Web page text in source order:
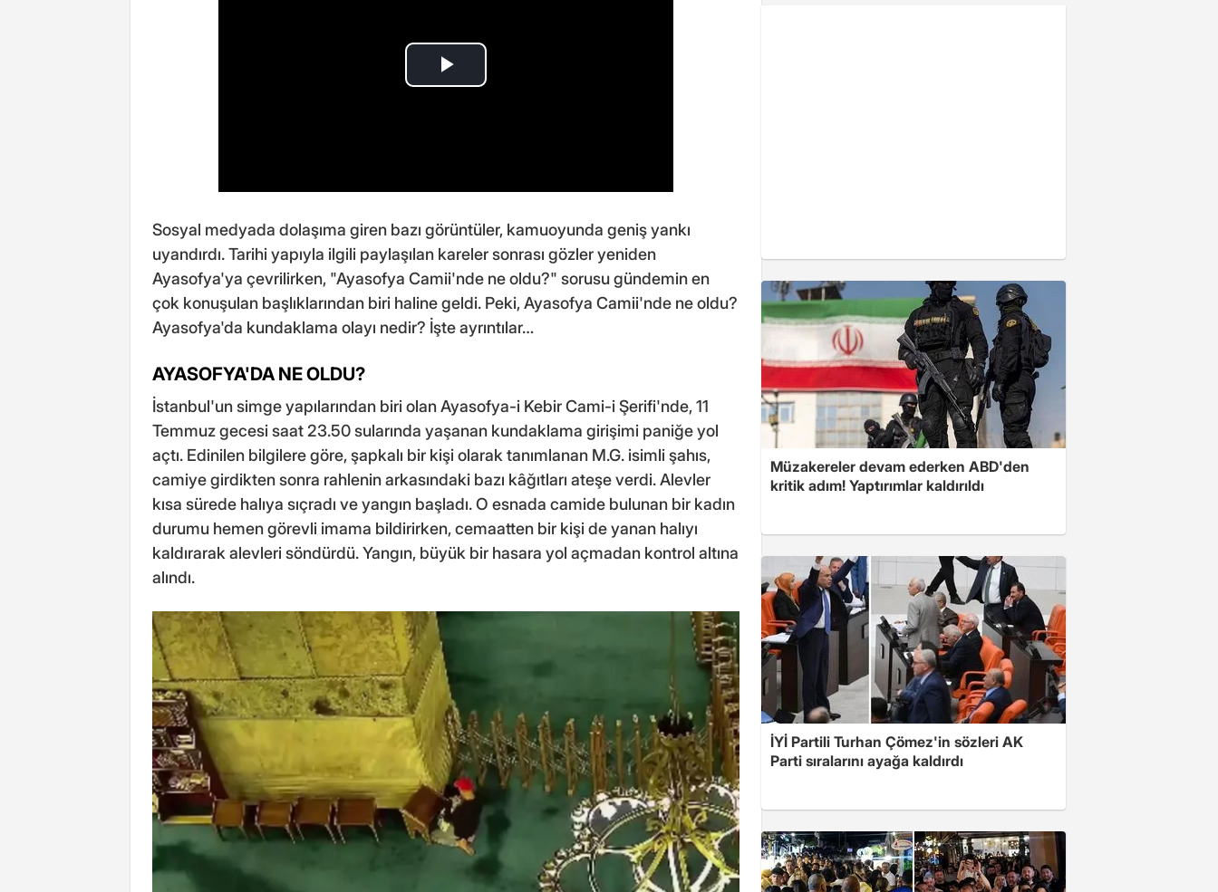
Sosyal medyada dolaşıma giren bazı görüntüler, kamuoyunda geniş yankı
uyandırdı. Tarihi yapıyla ilgili paylaşılan kareler sonrası gözler yeniden
Ayasofya'ya çevrilirken, "Ayasofya Camii'nde ne oldu?" sorusu gündemin en
çok konuşulan başlıklarından biri haline geldi. Peki, Ayasofya Camii'nde ne oldu?
Ayasofya'da kundaklama olayı nedir? İşte ayrıntılar…
AYASOFYA'DA NE OLDU?
İstanbul'un simge yapılarından biri olan Ayasofya-i Kebir Cami-i Şerifi'nde, 11
Temmuz gecesi saat 23.50 sularında yaşanan kundaklama girişimi paniğe yol
açtı. Edinilen bilgilere göre, şapkalı bir kişi olarak tanımlanan M.G. isimli şahıs,
camiye girdikten sonra rahlenin arkasındaki bazı kâğıtları ateşe verdi. Alevler
kısa sürede halıya sıçradı ve yangın başladı. O esnada camide bulunan bir kadın
durumu hemen görevli imama bildirirken, cemaatten bir kişi de yanan halıyı
kaldırarak alevleri söndürdü. Yangın, büyük bir hasara yol açmadan kontrol altına
alındı.
Müzakereler devam ederken ABD'den
kritik adım! Yaptırımlar kaldırıldı
İYİ Partili Turhan Çömez'in sözleri AK
Parti sıralarını ayağa kaldırdı